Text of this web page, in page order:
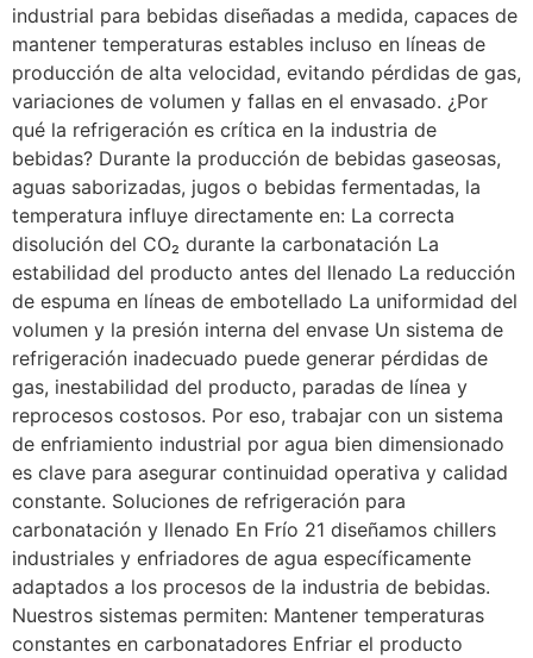
industrial para bebidas diseñadas a medida, capaces de
mantener temperaturas estables incluso en líneas de
producción de alta velocidad, evitando pérdidas de gas,
variaciones de volumen y fallas en el envasado. ¿Por
qué la refrigeración es crítica en la industria de
bebidas? Durante la producción de bebidas gaseosas,
aguas saborizadas, jugos o bebidas fermentadas, la
temperatura influye directamente en: La correcta
disolución del CO₂ durante la carbonatación La
estabilidad del producto antes del llenado La reducción
de espuma en líneas de embotellado La uniformidad del
volumen y la presión interna del envase Un sistema de
refrigeración inadecuado puede generar pérdidas de
gas, inestabilidad del producto, paradas de línea y
reprocesos costosos. Por eso, trabajar con un sistema
de enfriamiento industrial por agua bien dimensionado
es clave para asegurar continuidad operativa y calidad
constante. Soluciones de refrigeración para
carbonatación y llenado En Frío 21 diseñamos chillers
industriales y enfriadores de agua específicamente
adaptados a los procesos de la industria de bebidas.
Nuestros sistemas permiten: Mantener temperaturas
constantes en carbonatadores Enfriar el producto